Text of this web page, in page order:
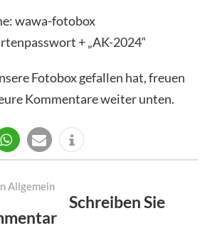
wawa-fotobox
+ „AK-2024“
Fotobox gefallen hat, freuen
Kommentare weiter unten.
Allgemein
Schreiben Sie